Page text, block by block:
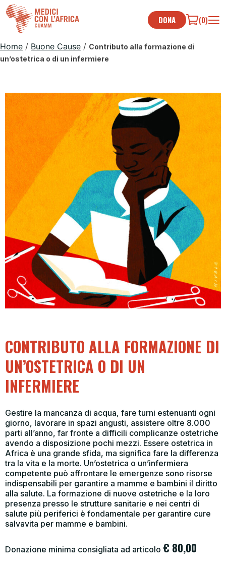
Skip
to
content
DONA (0)
Home / Buone Cause / Contributo alla formazione di
un’ostetrica o di un infermiere
CONTRIBUTO ALLA FORMAZIONE DI
UN’OSTETRICA O DI UN
INFERMIERE
Gestire la mancanza di acqua, fare turni estenuanti ogni
giorno, lavorare in spazi angusti, assistere oltre 8.000
parti all’anno, far fronte a difficili complicanze ostetriche
avendo a disposizione pochi mezzi. Essere ostetrica in
Africa è una grande sfida, ma significa fare la differenza
tra la vita e la morte. Un’ostetrica o un’infermiera
competente può affrontare le emergenze sono risorse
indispensabili per garantire a mamme e bambini il diritto
alla salute. La formazione di nuove ostetriche e la loro
presenza presso le strutture sanitarie e nei centri di
salute più periferici è fondamentale per garantire cure
salvavita per mamme e bambini.
Donazione minima consigliata ad articolo € 80,00